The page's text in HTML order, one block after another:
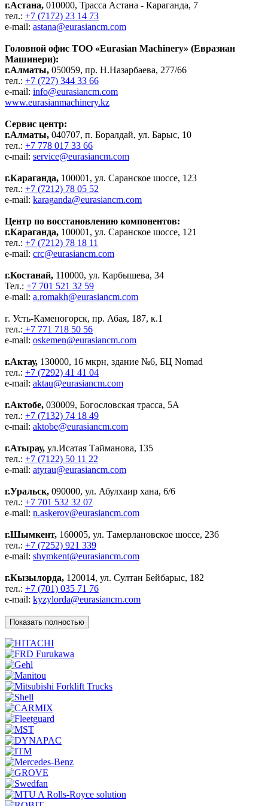
г.Астана, 010000, Трасса Астана - Караганда, 7
тел.: +7 (7172) 23 14 73
e-mail: astana@eurasiancm.com
Головной офис ТОО «Eurasian Machinery» (Евразиан
Машинери):
г.Алматы, 050059, пр. Н.Назарбаева, 277/66
тел.: +7 (727) 344 33 66
e-mail: info@eurasiancm.com
www.eurasianmachinery.kz
Сервис центр:
г.Алматы, 040707, п. Боралдай, ул. Барыс, 10
тел.: +7 778 017 33 66
e-mail: service@eurasiancm.com
г.Караганда, 100001, ул. Саранское шоссе, 123
тел.: +7 (7212) 78 05 52
e-mail: karaganda@eurasiancm.com
Центр по восстановлению компонентов:
г.Караганда, 100001, ул. Саранское шоссе, 121
тел.: +7 (7212) 78 18 11
e-mail: crc@eurasiancm.com
г.Костанай, 110000, ул. Карбышева, 34
Тел.: +7 701 521 32 59
e-mail: a.romakh@eurasiancm.com
г. Усть-Каменогорск, пр. Абая, 187, к.1
тел.: +7 771 718 50 56
e-mail: oskemen@eurasiancm.com
г.Актау, 130000, 16 мкрн, здание №6, БЦ Nomad
тел.: +7 (7292) 41 41 04
e-mail: aktau@eurasiancm.com
г.Актобе, 030009, Богословская трасса, 5А
тел.: +7 (7132) 74 18 49
e-mail: aktobe@eurasiancm.com
г.Атырау, ул.Исатая Тайманова, 135
тел.: +7 (7122) 50 11 22
e-mail: atyrau@eurasiancm.com
г.Уральск, 090000, ул. Абулхаир хана, 6/6
тел.: +7 701 532 32 07
e-mail: n.askerov@eurasiancm.com
г.Шымкент, 160005, ул. Тамерлановское шоссе, 236
тел.: +7 (7252) 921 339
e-mail: shymkent@eurasiancm.com
г.Кызылорда, 120014, ул. Султан Бейбарыс, 182
тел.: +7 (701) 035 71 76
e-mail: kyzylorda@eurasiancm.com
Показать полностью